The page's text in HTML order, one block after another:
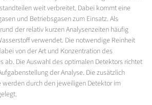
weit verbreitet. Dabei kommt eine
und Betriebsgasen zum Einsatz. Als
der relativ kurzen Analysenzeiten häufig
verwendet. Die notwendige Reinheit
von der Art und Konzentration des
ab. Die Auswahl des optimalen Detektors richtet
der Analyse. Die zusätzlich
durch den jeweiligen Detektor im